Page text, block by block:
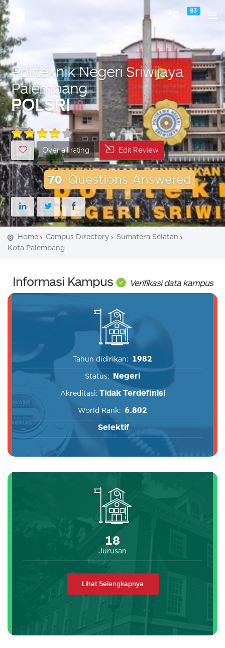
83
Politeknik Negeri Sriwijaya
Palembang
POLSRI
Over all rating Edit Review
70 Questions Answered
Home Campus Directory
Sumatera Selatan
Kota Palembang
Informasi Kampus Verifikasi data kampus
Tahun didirikan: 1982
Status: Negeri
Akreditasi: Tidak Terdefinisi
World Rank: 6.802
Selektif
18
Jurusan
Lihat Selengkapnya